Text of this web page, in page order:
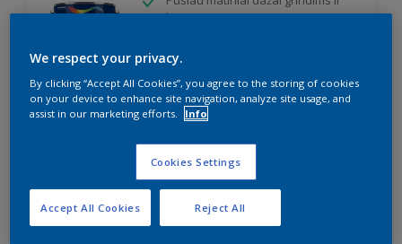
laiptams
dažai
Sudaro dilimui atsparų paviršių
We respect your privacy.
By clicking “Accept All Cookies”, you agree to the storing of cookies
on your device to enhance site navigation, analyze site usage, and
assist in our marketing efforts.
Info
Cookies Settings
Reject All
Accept All Cookies